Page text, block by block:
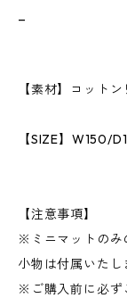
【素材】コット
【SIZE】W150/
【注意事項】
※ミニマットのみ
小物は付属いたし
※ご購入前に必ず